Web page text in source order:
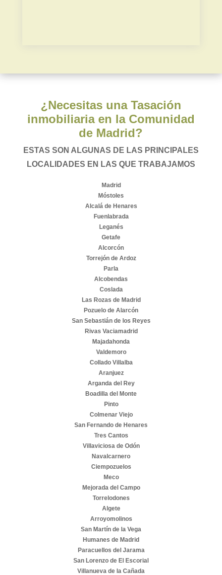
¿Necesitas una Tasación
inmobiliaria en la Comunidad
de Madrid?
ESTAS SON ALGUNAS DE LAS PRINCIPALES
LOCALIDADES EN LAS QUE TRABAJAMOS
Madrid
Móstoles
Alcalá de Henares
Fuenlabrada
Leganés
Getafe
Alcorcón
Torrejón de Ardoz
Parla
Alcobendas
Coslada
Las Rozas de Madrid
Pozuelo de Alarcón
San Sebastián de los Reyes
Rivas Vaciamadrid
Majadahonda
Valdemoro
Collado Villalba
Aranjuez
Arganda del Rey
Boadilla del Monte
Pinto
Colmenar Viejo
San Fernando de Henares
Tres Cantos
Villaviciosa de Odón
Navalcarnero
Ciempozuelos
Meco
Mejorada del Campo
Torrelodones
Algete
Arroyomolinos
San Martín de la Vega
Humanes de Madrid
Paracuellos del Jarama
San Lorenzo de El Escorial
Villanueva de la Cañada